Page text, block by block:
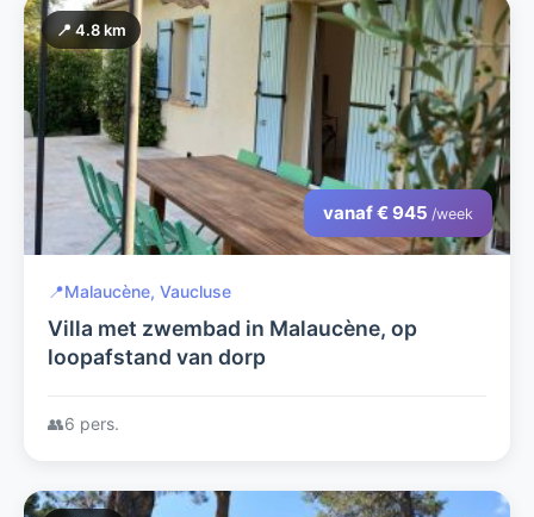
📍 4.8 km
vanaf € 945 /week
📍Malaucène, Vaucluse
Villa met zwembad in Malaucène, op
loopafstand van dorp
👥6 pers.